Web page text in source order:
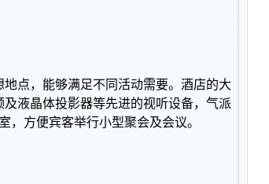
点，能够满足不同活动需要。酒店的大
液晶体投影器等先进的视听设备，气派
，方便宾客举行小型聚会及会议。